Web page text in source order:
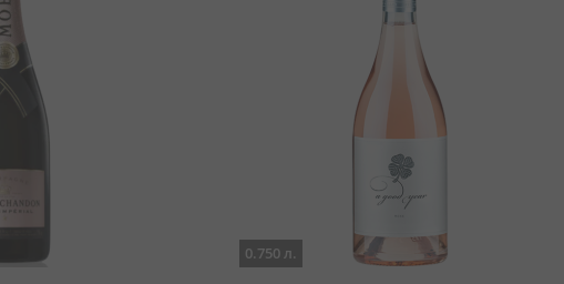
0.750 л.